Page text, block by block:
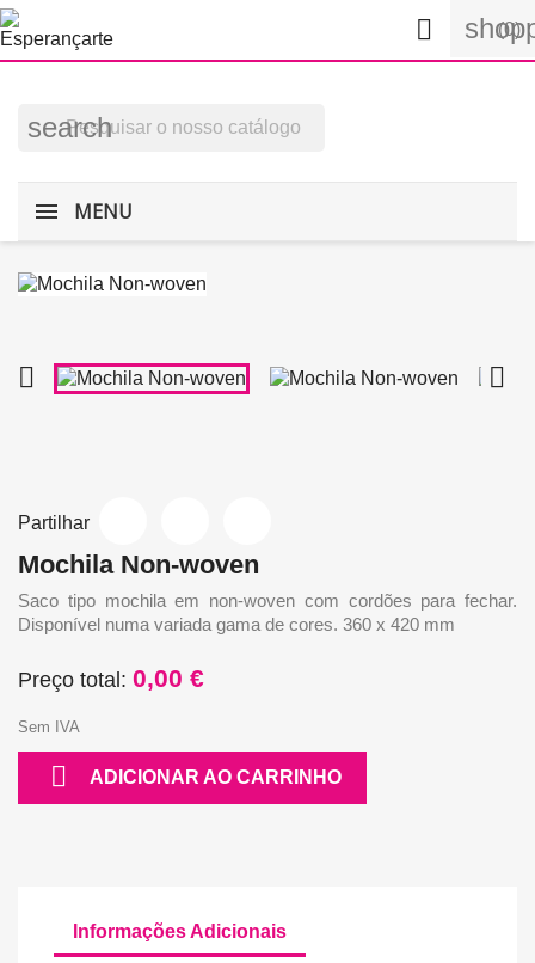
(0)

search
MENU
 
Partilhar
Mochila Non-woven
Saco tipo mochila em non-woven com cordões para fechar.
Disponível numa variada gama de cores. 360 x 420 mm
Preço total: 0,00 €
Sem IVA
 ADICIONAR AO CARRINHO
Informações Adicionais